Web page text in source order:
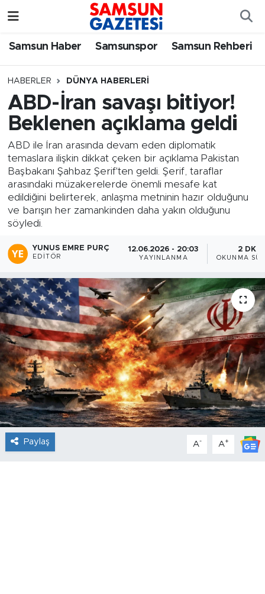
Samsun Haber Samsunspor Samsun Rehberi
HABERLER DÜNYA HABERLERI
ABD-İran savaşı bitiyor!
Beklenen açıklama geldi
ABD ile İran arasında devam eden diplomatik
temaslara ilişkin dikkat çeken bir açıklama Pakistan
Başbakanı Şahbaz Şerif'ten geldi. Şerif, taraflar
arasındaki müzakerelerde önemli mesafe kat
edildiğini belirterek, anlaşma metninin hazır olduğunu
ve barışın her zamankinden daha yakın olduğunu
söyledi.
YUNUS EMRE PURÇ
EDITÖR
12.06.2026 - 20:03
YAYINLANMA
2 DK
OKUNMA
Paylaş A- A+
Samsun Haber
Samsunspor
Samsun Rehberi
Samsun Nöbetçi Eczaneler
Samsun Hava Durumu
SAMSUN Namaz Vakitleri
Samsun Trafik Yoğunluk Haritası
Süper Lig Puan Durumu ve Fikstür
Tüm Manşetler
Son Dakika Haberleri
Haber Arşivi